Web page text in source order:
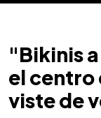
"Bikinis
el centro
viste de